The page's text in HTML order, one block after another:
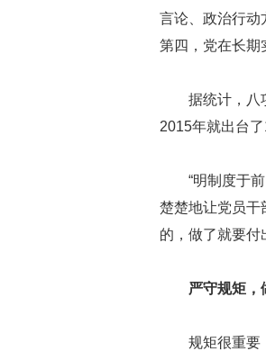
言论、政治行动
第四，党在长期
据统计，八
2015年就出台
“明制度于
楚楚地让党员干
的，做了就要付
严守规矩，
规矩很重要